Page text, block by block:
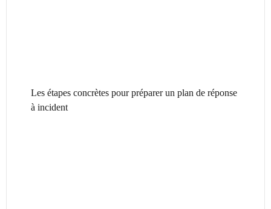
Les étapes concrètes pour préparer un plan de réponse
à incident